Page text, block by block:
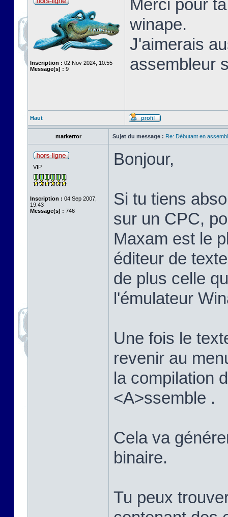
Inscription : 02 Nov 2024, 10:55
Message(s) : 9
Merci pour
winape.
J'aimerais
assembleur
Haut
markerror Sujet du message : Re: Débutant en
VIP
Inscription : 04 Sep 2007,
19:43
Message(s) : 746
Bonjour,
Si tu tiens
sur un CPC,
Maxam est le
éditeur de
de plus celle
l'émulateur
Une fois le
revenir au
la compilation
<A>ssemble .
Cela va
binaire.
Tu peux